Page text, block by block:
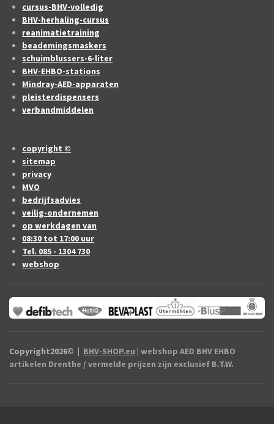
cursus-BHV-volledig
BHV-herhaling-cursus
reanimatietraining
beademingsmaskers
schuimblussers-6-liter
BHV-EHBO-stations
Mindray-AED-apparaten
pleisterdispensers
verbandmiddelen
copyright ©
sitemap
privacy
MVO
bedrijfsadvies
veilig-ondernemen
op werkdagen van
08:30 tot 17:00 uur
Tel. 085 - 1304 730
webshop
Copyright2026© | BHV-SHOP.eu | webshop AED BHV EHBO
artikelen Drenthe / vermelde prijzen zijn exclusief B.T.W.